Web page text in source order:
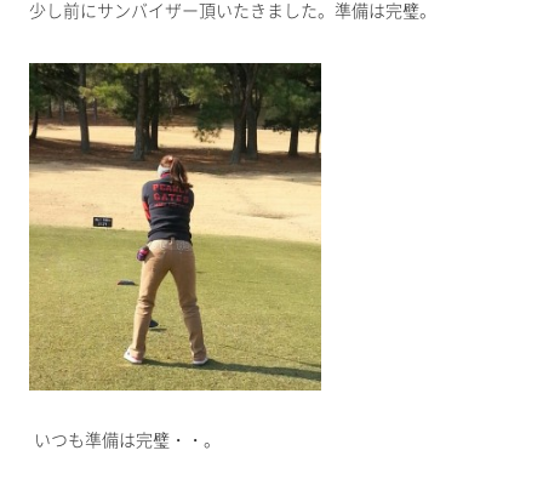
少し前にサンバイザー頂いたきました。準備は完璧。
いつも準備は完璧・・。